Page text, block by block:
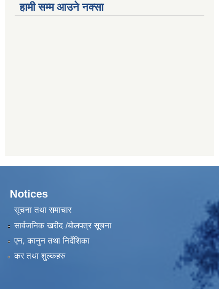
हामी सम्म आउने नक्सा
Notices
सूचना तथा समाचार
सार्वजनिक खरीद /बोलपत्र सूचना
एन, कानुन तथा निर्देशिका
कर तथा शुल्कहरु